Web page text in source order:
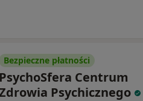
Bezpieczne płatności
PsychoSfera Centrum
Psychicznego